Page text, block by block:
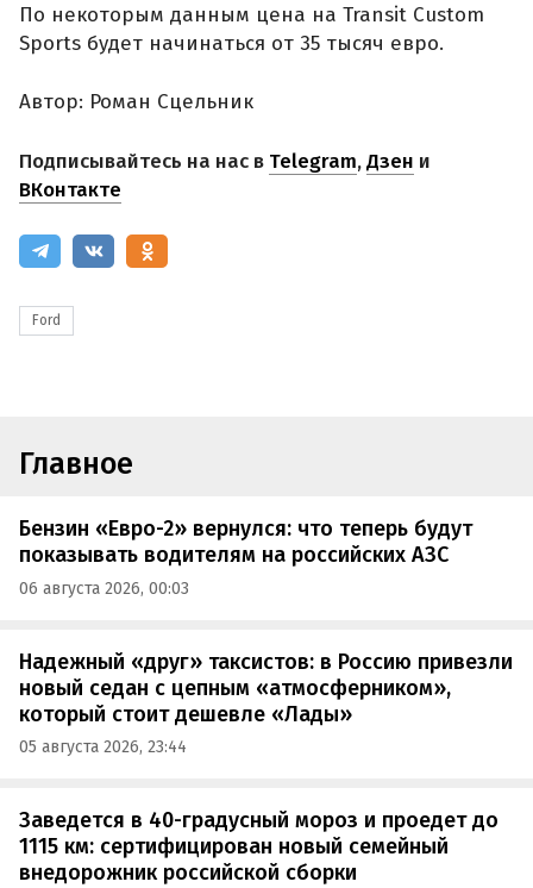
По некоторым данным цена на Transit Custom
Sports будет начинаться от 35 тысяч евро.
Автор: Роман Сцельник
Подписывайтесь на нас в Telegram,Дзен и
ВКонтакте
Ford
Главное
Бензин «Евро-2» вернулся: что теперь будут
показывать водителям на российских АЗС
06 августа 2026, 00:03
Надежный «друг» таксистов: в Россию привезли
новый седан с цепным «атмосферником»,
который стоит дешевле «Лады»
05 августа 2026, 23:44
Заведется в 40-градусный мороз и проедет до
1115 км: сертифицирован новый семейный
внедорожник российской сборки